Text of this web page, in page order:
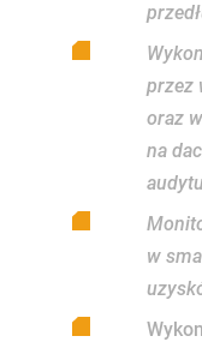
przez
oraz
na
w